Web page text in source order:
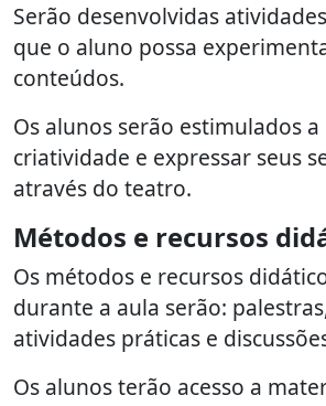
Serão desenvolvidas
que o aluno possa
conteúdos.
Os alunos serão estimulados
criatividade e expressar seus
através do teatro.
Métodos e recursos
Os métodos e recursos
durante a aula serão:
atividades práticas e
Os alunos terão acesso a